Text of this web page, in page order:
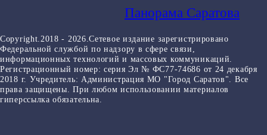
Панорама Саратова
Copyright.2018 - 2026.Сетевое издание зарегистрировано
Федеральной службой по надзору в сфере связи,
информационных технологий и массовых коммуникаций.
Регистрационный номер: серия Эл № ФС77-74686 от 24 декабря
2018 г. Учредитель: Администрация МО "Город Саратов". Все
права защищены. При любом использовании материалов
гиперссылка обязательна.